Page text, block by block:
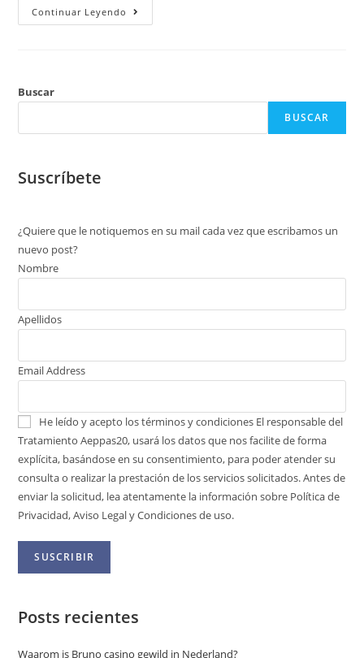
Continuar Leyendo
Buscar
BUSCAR
Suscríbete
¿Quiere que le notiquemos en su mail cada vez que escribamos un
nuevo post?
Nombre
Apellidos
Email Address
He leído y acepto los términos y condiciones El responsable del
Tratamiento Aeppas20, usará los datos que nos facilite de forma
explícita, basándose en su consentimiento, para poder atender su
consulta o realizar la prestación de los servicios solicitados. Antes de
enviar la solicitud, lea atentamente la información sobre Política de
Privacidad, Aviso Legal y Condiciones de uso.
Posts recientes
Waarom is Bruno casino gewild in Nederland?